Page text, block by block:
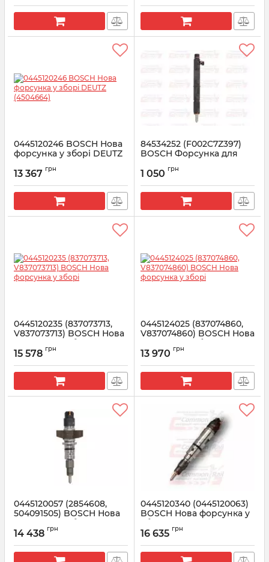
0445120246 BOSCH Нова
форсунка у зборі DEUTZ
Артикул: 0445120246
13 367 грн
84534252 (F002C7Z397)
BOSCH Форсунка для
Артикул:
1 050 грн
0445120235 (837073713,
V837073713) BOSCH Нова
форсунка у зборі
Артикул: 0445120235
15 578 грн
0445124025 (837074860,
V837074860) BOSCH Нова
форсунка у зборі
Артикул: 0445124025
13 970 грн
0445120057 (2854608,
504091505) BOSCH Нова
форсунка у зборі
Артикул: 0445120057
14 438 грн
0445120340 (0445120063)
BOSCH Нова форсунка у
зборі FENDT, SISU,
VALTRA
Артикул: 0445120340
16 635 грн